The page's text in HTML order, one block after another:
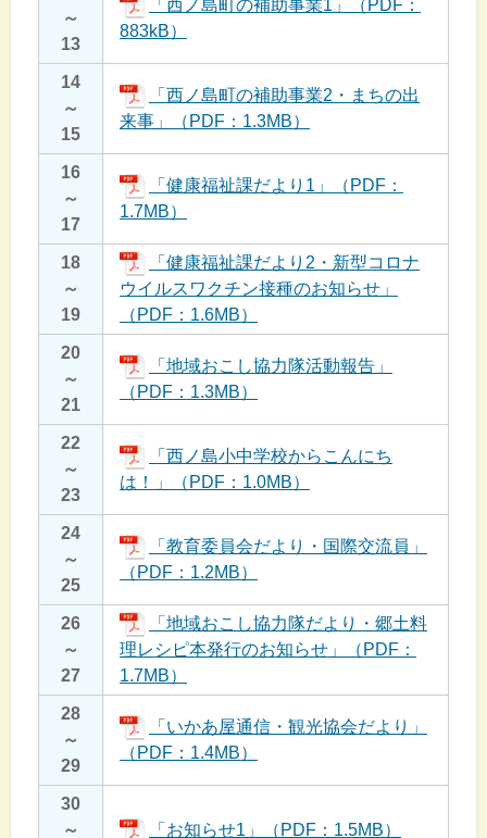
～
13
「西ノ島町の補助事業1」（PDF：
883kB）
14
～
15
「西ノ島町の補助事業2・まちの出
来事」（PDF：1.3MB）
16
～
17
「健康福祉課だより1」（PDF：
1.7MB）
18
～
19
「健康福祉課だより2・新型コロナ
ウイルスワクチン接種のお知らせ」
（PDF：1.6MB）
20
～
21
「地域おこし協力隊活動報告」
（PDF：1.3MB）
22
～
23
「西ノ島小中学校からこんにち
は！」（PDF：1.0MB）
24
～
25
「教育委員会だより・国際交流員」
（PDF：1.2MB）
26
～
27
「地域おこし協力隊だより・郷土料
理レシピ本発行のお知らせ」（PDF：
1.7MB）
28
～
29
「いかあ屋通信・観光協会だより」
（PDF：1.4MB）
30
～
「お知らせ1」（PDF：1.5MB）